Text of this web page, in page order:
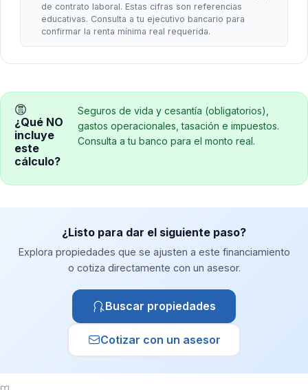
de contrato laboral. Estas cifras son referencias
educativas. Consulta a tu ejecutivo bancario para
confirmar la renta mínima real requerida.
¿Qué NO
incluye
este
cálculo?
Seguros de vida y cesantía (obligatorios),
gastos operacionales, tasación e impuestos.
Consulta a tu banco para el monto real.
¿Listo para dar el siguiente paso?
Explora propiedades que se ajusten a este financiamiento
o cotiza directamente con un asesor.
Buscar propiedades
Cotizar con un asesor